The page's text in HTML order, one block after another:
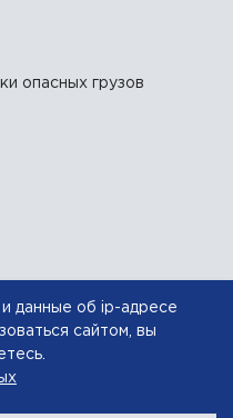
опасных грузов
14
данные об ip-адресе
сайтом, вы